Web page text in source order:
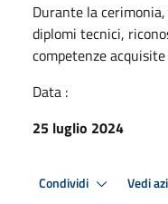
Durante la
diplomi tecnici,
competenze
Data :
25 luglio 2024
Condividi Vedi